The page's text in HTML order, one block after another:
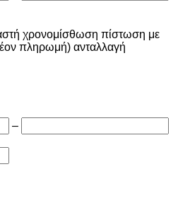
χρονομίσθωση πίστωση με
πληρωμή) ανταλλαγή
–